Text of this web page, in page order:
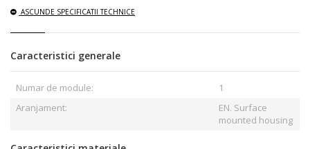
ASCUNDE SPECIFICATII TECHNICE
Caracteristici generale
Numar de module:
1
Aranjament:
EN. Surface
mounted housing